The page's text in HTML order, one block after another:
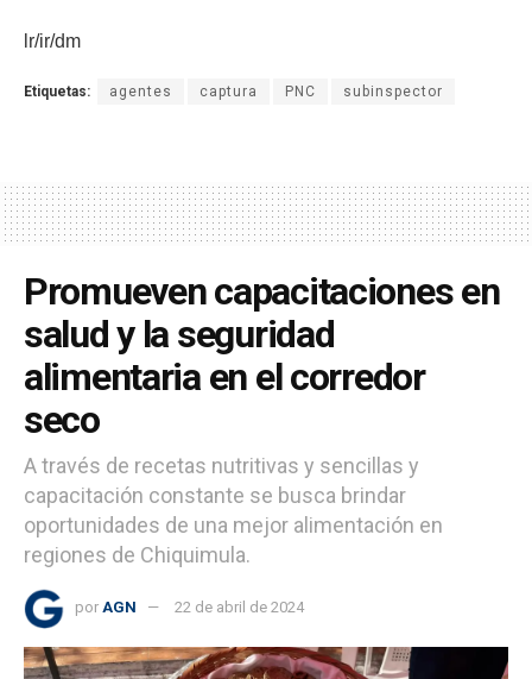
lr/ir/dm
Etiquetas: agentes captura PNC subinspector
Promueven capacitaciones en
salud y la seguridad
alimentaria en el corredor
seco
A través de recetas nutritivas y sencillas y
capacitación constante se busca brindar
oportunidades de una mejor alimentación en
regiones de Chiquimula.
por AGN 22 de abril de 2024